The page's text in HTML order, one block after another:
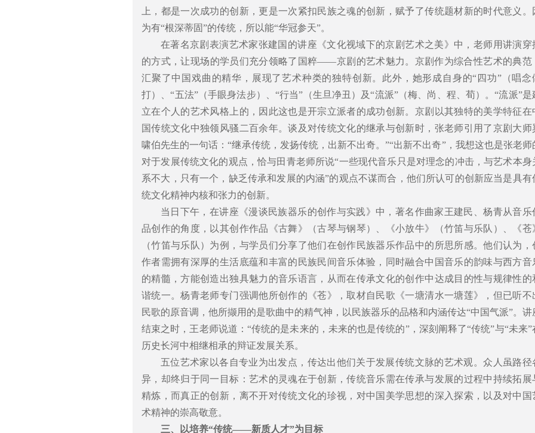
上，都是一次成功的创新，更是一次紧扣民族之魂的创新，赋予了传统题材新的时代意义。
为有“根深蒂固”的传统，所以能“华冠参天”。
在著名京剧表演艺术家张建国的讲座《文化视域下的京剧艺术之美》中，老师用讲演穿
的方式，让现场的学员们充分领略了国粹——京剧的艺术魅力。京剧作为综合性艺术的典范
汇聚了中国戏曲的精华，展现了艺术种类的独特创新。此外，她形成自身的“四功”（唱念
打）、“五法”（手眼身法步）、“行当”（生旦净丑）及“流派”（梅、尚、程、荀）。“流派”是
立在个人的艺术风格上的，因此这也是开宗立派者的成功创新。京剧以其独特的美学特征在
国传统文化中独领风骚二百余年。谈及对传统文化的继承与创新时，张老师引用了京剧大师
啸伯先生的一句话：“继承传统，发扬传统，出新不出奇。”“出新不出奇”，我想这也是张老师
对于发展传统文化的观点，恰与田青老师所说“一些现代音乐只是对理念的冲击，与艺术本身
系不大，只有一个，缺乏传承和发展的内涵”的观点不谋而合，他们所认可的创新应当是具有
统文化精神内核和张力的创新。
当日下午，在讲座《漫谈民族器乐的创作与实践》中，著名作曲家王建民、杨青从音乐
品创作的角度，以其创作作品《古舞》（古琴与钢琴）、《小放牛》（竹笛与乐队）、《苍
（竹笛与乐队）为例，与学员们分享了他们在创作民族器乐作品中的所思所感。他们认为，
作者需拥有深厚的生活底蕴和丰富的民族民间音乐体验，同时融合中国音乐的韵味与西方音
的精髓，方能创造出独具魅力的音乐语言，从而在传承文化的创作中达成目的性与规律性的
谐统一。杨青老师专门强调他所创作的《苍》，取材自民歌《一塘清水一塘莲》，但已听不
民歌的原音调，他所撷用的是歌曲中的精气神，以民族器乐的品格和内涵传达“中国气派”。讲
结束之时，王老师说道：“传统的是未来的，未来的也是传统的”，深刻阐释了“传统”与“未来”
历史长河中相继相承的辩证发展关系。
五位艺术家以各自专业为出发点，传达出他们关于发展传统文脉的艺术观。众人虽路径
异，却终归于同一目标：艺术的灵魂在于创新，传统音乐需在传承与发展的过程中持续拓展
精炼，而真正的创新，离不开对传统文化的珍视，对中国美学思想的深入探索，以及对中国
术精神的崇高敬意。
三、以培养“传统——新质人才”为目标